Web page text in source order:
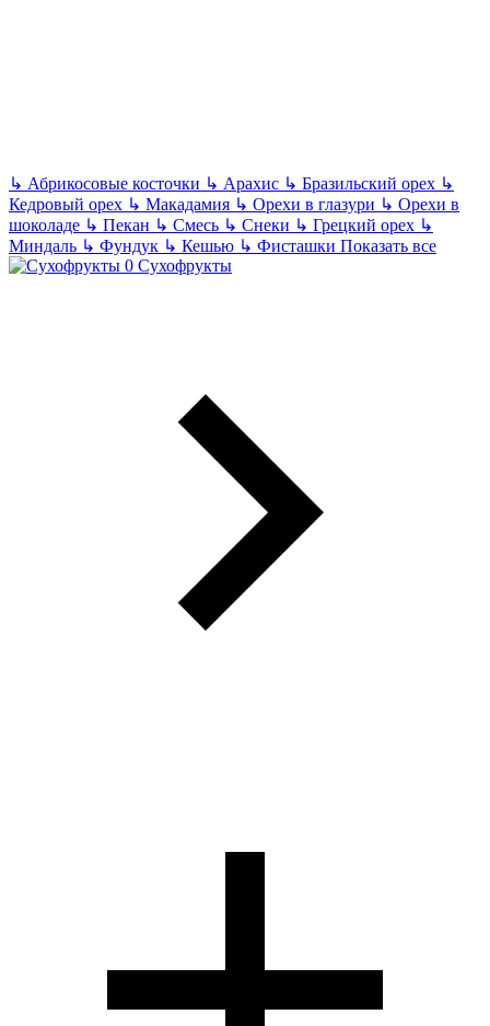
↳ Абрикосовые косточки ↳ Арахис ↳ Бразильский орех ↳
Кедровый орех ↳ Макадамия ↳ Орехи в глазури ↳ Орехи в
шоколаде ↳ Пекан ↳ Смесь ↳ Снеки ↳ Грецкий орех ↳
Миндаль ↳ Фундук ↳ Кешью ↳ Фисташки Показать все
Сухофрукты